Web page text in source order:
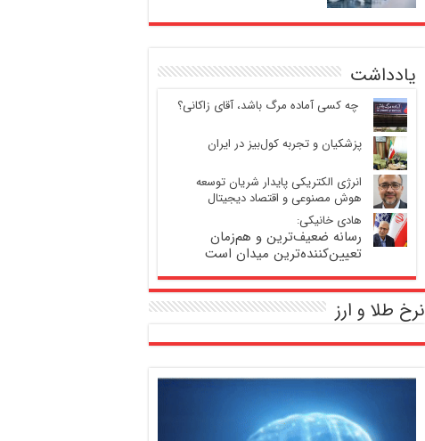
یادداشت
‍ چه کسی آماده مرگ باشد، آقای زاکانی؟
پزشکیان و تجربه کول‌بیز در ایران
انرژی الکتریکی پایدار شریان توسعه
هوش مصنوعی و اقتصاد دیجیتال
هادی خانیکی:
رسانه ضعیف‌ترین و هم‌زمان
تعیین‌کننده‌ترین میدان است
نرخ طلا و ارز